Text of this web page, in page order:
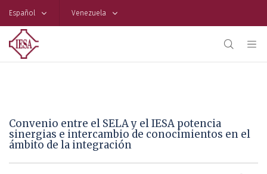
Español Venezuela
Convenio entre el SELA y el IESA potencia
sinergias e intercambio de conocimientos en el
ámbito de la integración